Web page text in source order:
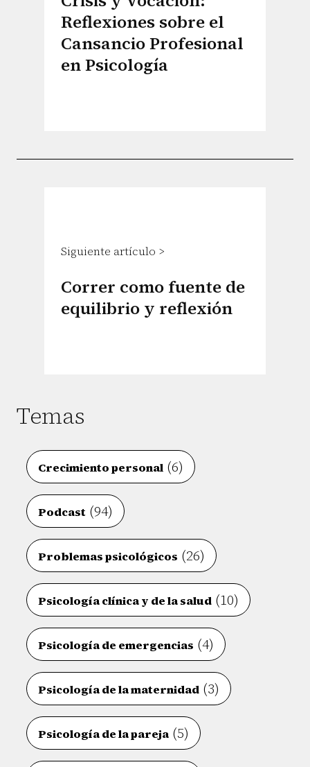
Reflexiones sobre el
Cansancio Profesional
en Psicología
Siguiente artículo >
Correr como fuente de
equilibrio y reflexión
Temas
Crecimiento personal (6)
Podcast (94)
Problemas psicológicos (26)
Psicología clínica y de la salud (10)
Psicología de emergencias (4)
Psicología de la maternidad (3)
Psicología de la pareja(5)